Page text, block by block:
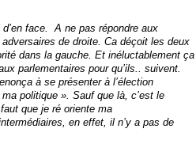
face. A ne pas répondre aux
de droite. Ca déçoit les deux
dans la gauche. Et inéluctablement ça
parlementaires pour qu’ils.. suivent.
à se présenter à l’élection
politique ». Sauf que là, c’est le
que je ré oriente ma
en effet, il n’y a pas de